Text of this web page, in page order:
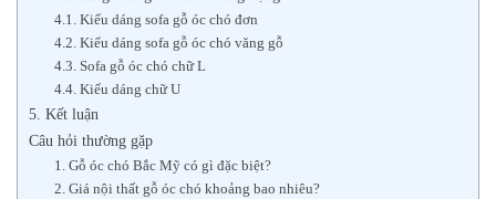
4.1. Kiểu dáng sofa gỗ óc chó đơn
4.2. Kiểu dáng sofa gỗ óc chó văng gỗ
4.3. Sofa gỗ óc chó chữ L
4.4. Kiểu dáng chữ U
5. Kết luận
Câu hỏi thường gặp
1. Gỗ óc chó Bắc Mỹ có gì đặc biệt?
2. Giá nội thất gỗ óc chó khoảng bao nhiêu?